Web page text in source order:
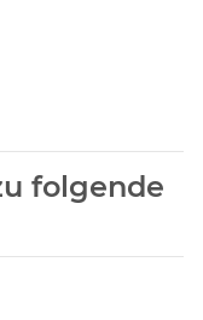
folgende